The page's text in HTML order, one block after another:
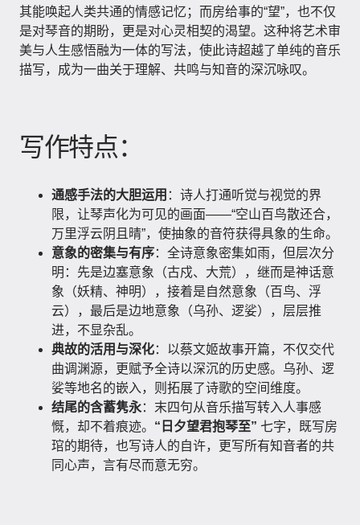
其能唤起人类共通的情感记忆；而房给事的“望”，也不仅
是对琴音的期盼，更是对心灵相契的渴望。这种将艺术审
美与人生感悟融为一体的写法，使此诗超越了单纯的音乐
描写，成为一曲关于理解、共鸣与知音的深沉咏叹。
写作特点：
通感手法的大胆运用 ：诗人打通听觉与视觉的界
限，让琴声化为可见的画面——“空山百鸟散还合，
万里浮云阴且晴”，使抽象的音符获得具象的生命。
意象的密集与有序：全诗意象密集如雨，但层次分
明：先是边塞意象（古戍、大荒），继而是神话意
象（妖精、神明），接着是自然意象（百鸟、浮
云），最后是边地意象（乌孙、逻娑），层层推
进，不显杂乱。
典故的活用与深化：以蔡文姬故事开篇，不仅交代
曲调渊源，更赋予全诗以深沉的历史感。乌孙、逻
娑等地名的嵌入，则拓展了诗歌的空间维度。
结尾的含蓄隽永：末四句从音乐描写转入人事感
慨，却不着痕迹。 “日夕望君抱琴至” 七字，既写房
琯的期待，也写诗人的自许，更写所有知音者的共
同心声，言有尽而意无穷。